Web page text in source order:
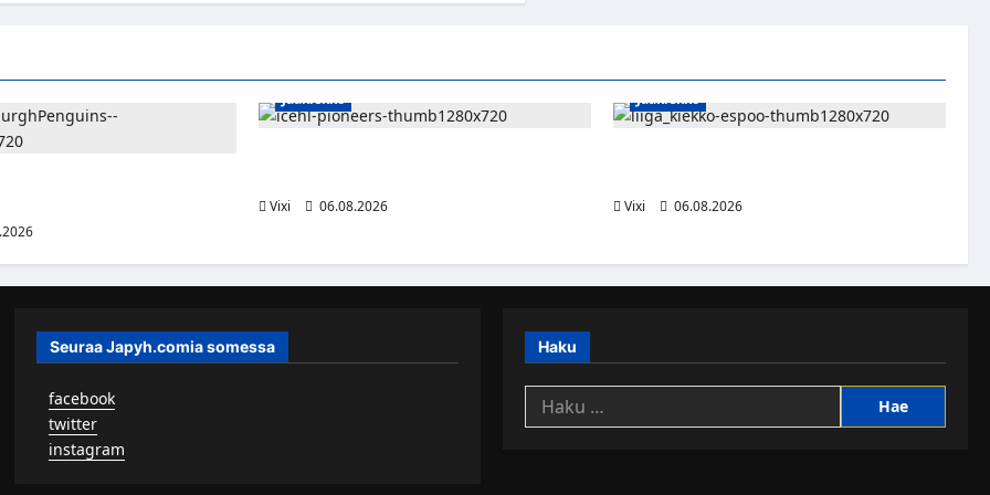
Jääkiekko
Vixi
06.08.2026
Jääkiekko
Vixi
06.08.2026
Seuraa Japyh.comia somessa
▹facebook
▹twitter
instagram
Haku
Haku: